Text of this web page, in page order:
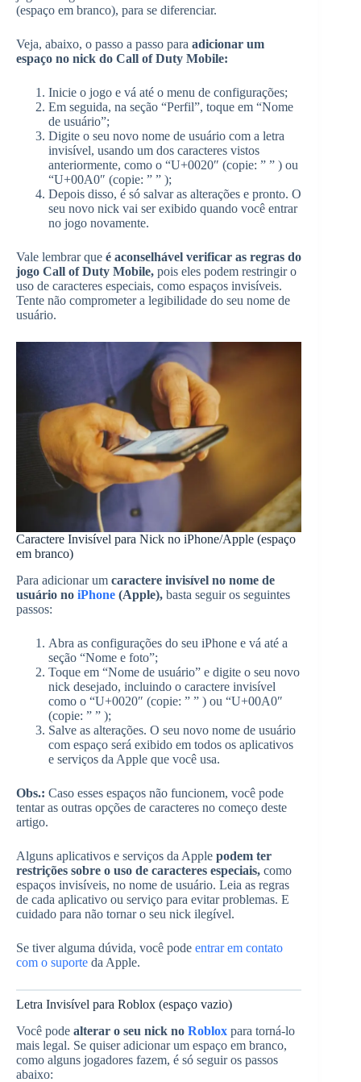
(espaço em branco), para se diferenciar.
Veja, abaixo, o passo a passo para adicionar um
espaço no nick do Call of Duty Mobile:
Inicie o jogo e vá até o menu de configurações;
Em seguida, na seção “Perfil”, toque em “Nome
de usuário”;
Digite o seu novo nome de usuário com a letra
invisível, usando um dos caracteres vistos
anteriormente, como o “U+0020″ (copie: ” ” ) ou
“U+00A0″ (copie: ” ” );
Depois disso, é só salvar as alterações e pronto. O
seu novo nick vai ser exibido quando você entrar
no jogo novamente.
Vale lembrar que é aconselhável verificar as regras do
jogo Call of Duty Mobile, pois eles podem restringir o
uso de caracteres especiais, como espaços invisíveis.
Tente não comprometer a legibilidade do seu nome de
usuário.
Caractere Invisível para Nick no iPhone/Apple (espaço
em branco)
Para adicionar um caractere invisível no nome de
usuário no iPhone (Apple), basta seguir os seguintes
passos:
Abra as configurações do seu iPhone e vá até a
seção “Nome e foto”;
Toque em “Nome de usuário” e digite o seu novo
nick desejado, incluindo o caractere invisível
como o “U+0020″ (copie: ” ” ) ou “U+00A0″
(copie: ” ” );
Salve as alterações. O seu novo nome de usuário
com espaço será exibido em todos os aplicativos
e serviços da Apple que você usa.
Obs.: Caso esses espaços não funcionem, você pode
tentar as outras opções de caracteres no começo deste
artigo.
Alguns aplicativos e serviços da Apple podem ter
restrições sobre o uso de caracteres especiais, como
espaços invisíveis, no nome de usuário. Leia as regras
de cada aplicativo ou serviço para evitar problemas. E
cuidado para não tornar o seu nick ilegível.
Se tiver alguma dúvida, você pode entrar em contato
com o suporte da Apple.
Letra Invisível para Roblox (espaço vazio)
Você pode alterar o seu nick no Roblox para torná-lo
mais legal. Se quiser adicionar um espaço em branco,
como alguns jogadores fazem, é só seguir os passos
abaixo: